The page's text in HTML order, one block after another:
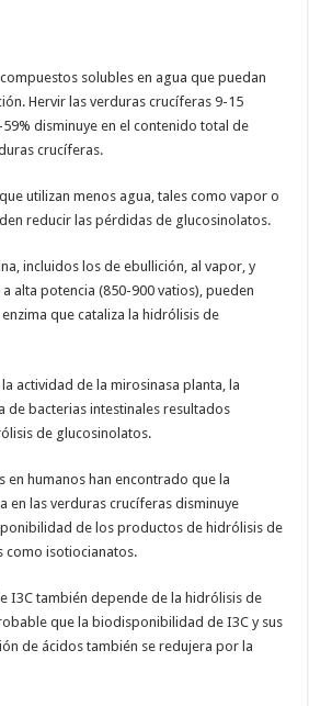
solubles en agua que puedan
Hervir las verduras crucíferas 9-15
disminuye en el contenido total de
crucíferas.
utilizan menos agua, tales como vapor o
reducir las pérdidas de glucosinolatos.
incluidos los de ebullición, al vapor, y
alta potencia (850-900 vatios), pueden
que cataliza la hidrólisis de
actividad de la mirosinasa planta, la
de bacterias intestinales resultados
de glucosinolatos.
en humanos han encontrado que la
en las verduras crucíferas disminuye
de los productos de hidrólisis de
como isotiocianatos.
I3C también depende de la hidrólisis de
que la biodisponibilidad de I3C y sus
de ácidos también se redujera por la